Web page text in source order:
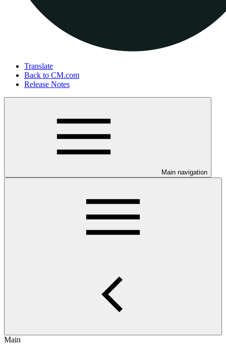
Translate
Back to CM.com
Release Notes
Main navigation
Main